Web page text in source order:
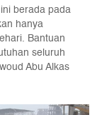
berada pada
hanya
Bantuan
seluruh
Abu Alkas